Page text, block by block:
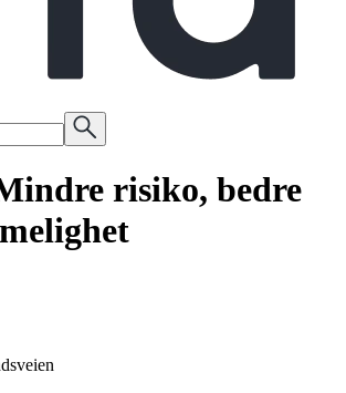
risiko, bedre